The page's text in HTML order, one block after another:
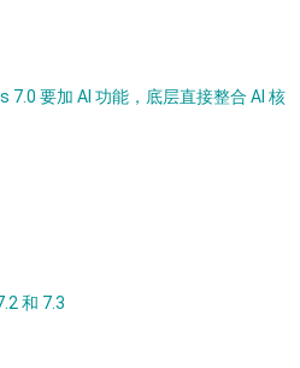
7.0 要加 AI 功能，底层直接整合 AI 核
和 7.3